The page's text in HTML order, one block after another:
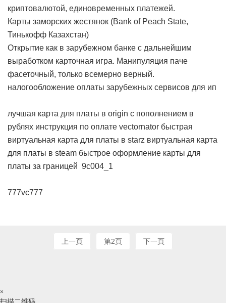
криптовалютой, единовременных платежей.
Карты заморских жестянок (Bank of Peach State,
Тинькофф Казахстан)
Открытие как в зарубежном банке с дальнейшим
выработком карточная игра. Манипуляция паче
фасеточный, только всемерно верный.
налогообложение оплаты зарубежных сервисов для ип
лучшая карта для платы в origin с пополнением в
рублях инструкция по оплате vectornator быстрая
виртуальная карта для платы в starz виртуальная карта
для платы в steam быстрое оформление карты для
платы за границей 9c004_1
777vc777
上一頁 第2頁 下一頁
×